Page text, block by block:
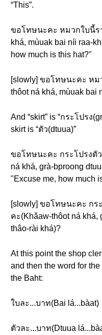
“This”.
ขอโทษนะคะ หมวกใบนี้ร
khá, mùuak bai níi raa-
how much is this hat?"
[slowly] ขอโทษนะคะ หม
thôot ná khá, mùuak bai
And “skirt” is “กระโปรง
skirt is “ตัว(dtuua)”
ขอโทษนะคะ กระโปรงตั
ná khá, grà-bproong
"Excuse me, how much
[slowly] ขอโทษนะคะ กร
คะ(Khǎaw-thôot ná khá,
thâo-rài khá)?
At this point the shop
and then the word for
the Baht:
ใบละ...บาท(Bai lá...bàat)
ตัวละ...บาท(Dtuua